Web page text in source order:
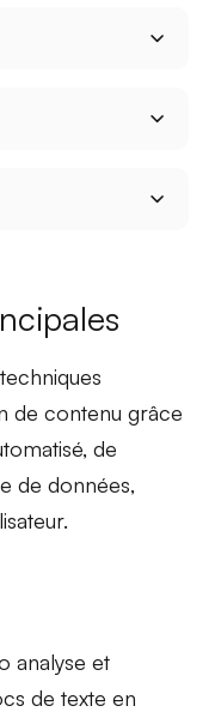
de contenu grâce
de
de données,
analyse et
de texte en